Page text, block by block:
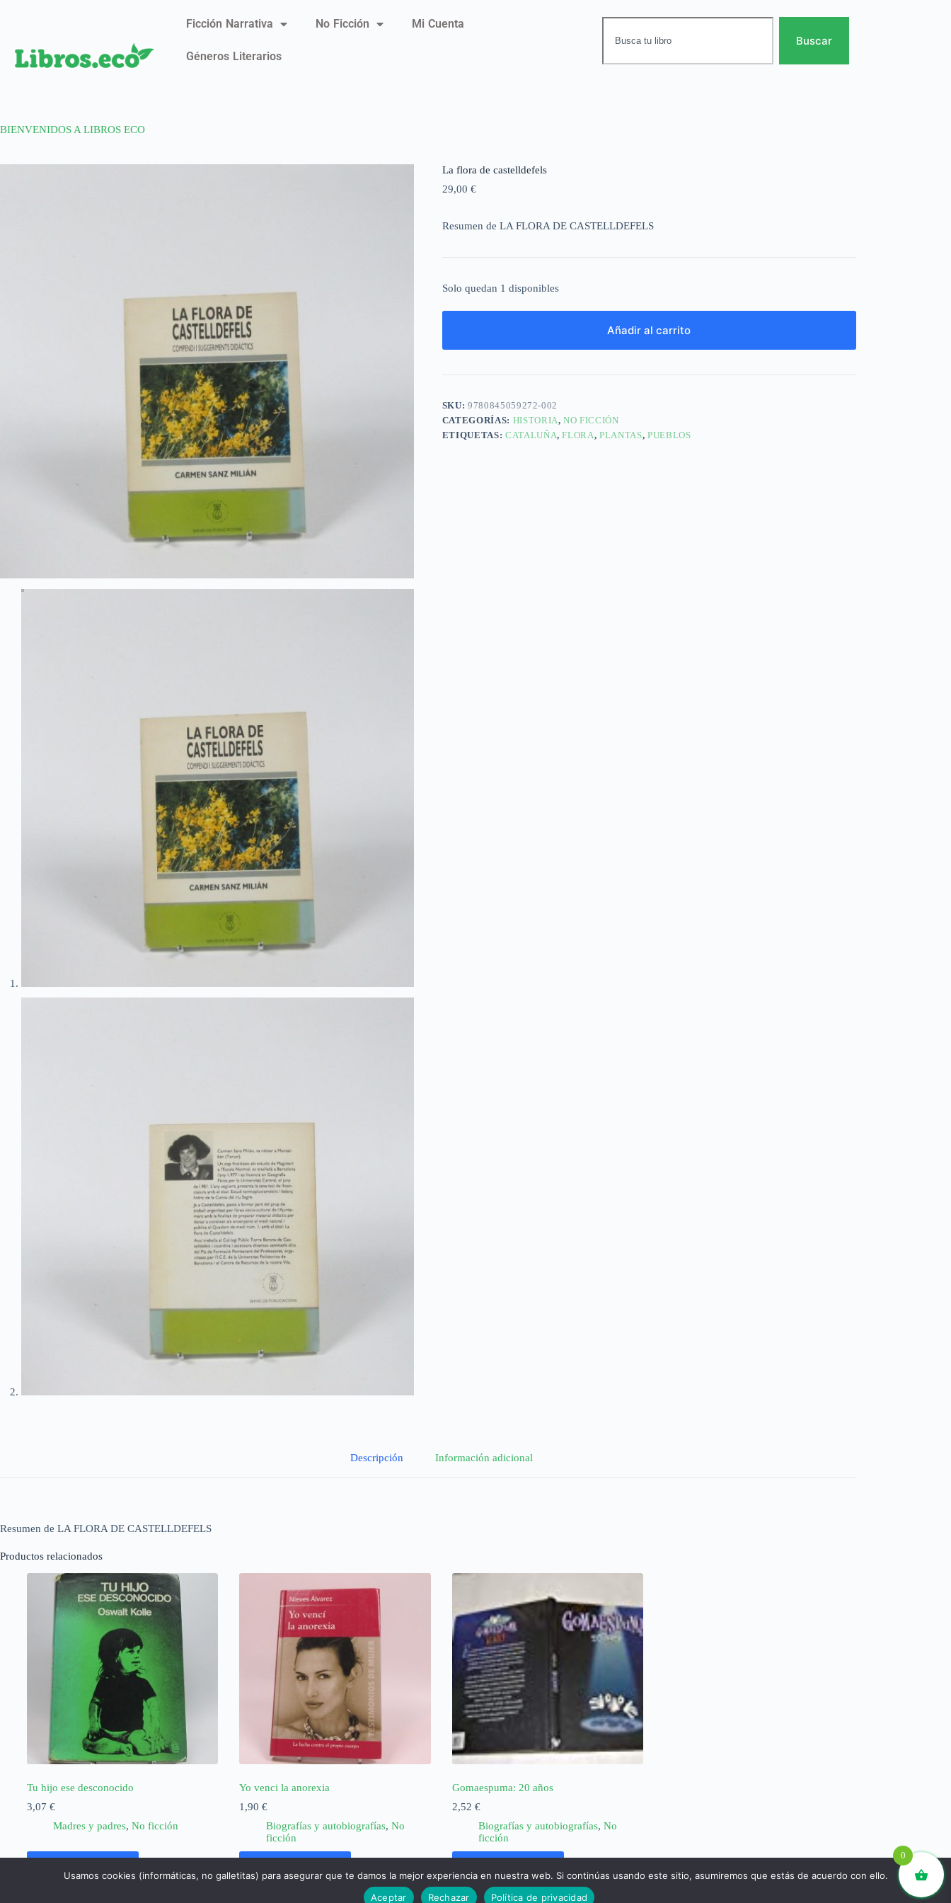
Ficción Narrativa No Ficción Mi Cuenta
Géneros Literarios
Buscar
BIENVENIDOS A LIBROS ECO
La flora de castelldefels
29,00 €
Resumen de LA FLORA DE CASTELLDEFELS
Solo quedan 1 disponibles
Añadir al carrito
SKU:9780845059272-002
CATEGORÍAS: HISTORIA,NO FICCIÓN
ETIQUETAS: CATALUÑA,FLORA,PLANTAS, PUEBLOS
Descripción Información adicional
Resumen de LA FLORA DE CASTELLDEFELS
Productos relacionados
Tu hijo ese desconocido
3,07 €
Madres y padres, No ficción
Yo venci la anorexia
1,90€
Biografías y autobiografías, No
ficción
Gomaespuma: 20 años
2,52 €
Biografías y autobiografías,No
ficción
0
Usamos cookies (informáticas, no galletitas) para asegurar que te damos la mejor experiencia en nuestra web. Si continúas usando este sitio, asumiremos que estás de acuerdo con ello.
Aceptar
Rechazar Política de privacidad